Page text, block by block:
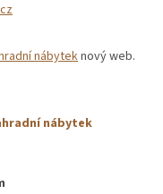
nábyteknový web.
nábytek